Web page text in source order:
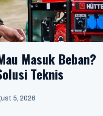
Masuk Beban?
Teknis
5, 2026